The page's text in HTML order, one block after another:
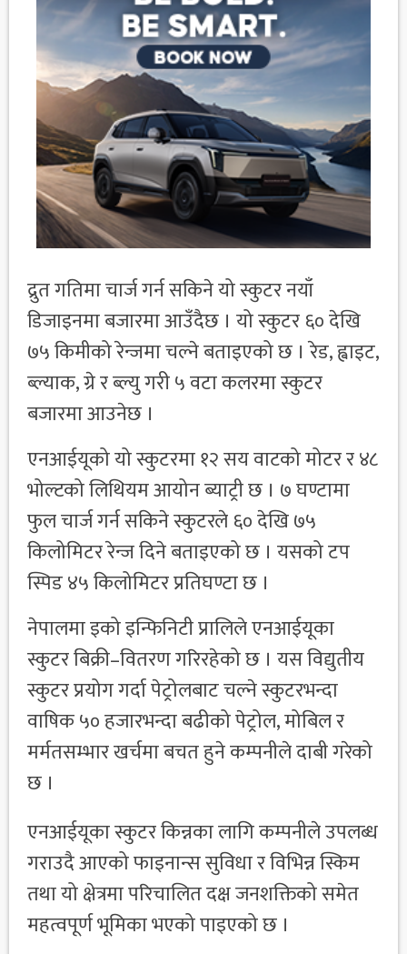
द्रुत गतिमा चार्ज गर्न सकिने यो स्कुटर नयाँ
डिजाइनमा बजारमा आउँदैछ । यो स्कुटर ६० देखि
७५ किमीको रेन्जमा चल्ने बताइएको छ । रेड, ह्वाइट,
ब्ल्याक, ग्रे र ब्ल्यु गरी ५ वटा कलरमा स्कुटर
बजारमा आउनेछ ।
एनआईयूको यो स्कुटरमा १२ सय वाटको मोटर र ४८
भोल्टको लिथियम आयोन ब्याट्री छ । ७ घण्टामा
फुल चार्ज गर्न सकिने स्कुटरले ६० देखि ७५
किलोमिटर रेन्ज दिने बताइएको छ । यसको टप
स्पिड ४५ किलोमिटर प्रतिघण्टा छ ।
नेपालमा इको इन्फिनिटी प्रालिले एनआईयूका
स्कुटर बिक्री–वितरण गरिरहेको छ । यस विद्युतीय
स्कुटर प्रयोग गर्दा पेट्रोलबाट चल्ने स्कुटरभन्दा
वाषिक ५० हजारभन्दा बढीको पेट्रोल, मोबिल र
मर्मतसम्भार खर्चमा बचत हुने कम्पनीले दाबी गरेको
छ ।
एनआईयूका स्कुटर किन्नका लागि कम्पनीले उपलब्ध
गराउदै आएको फाइनान्स सुविधा र विभिन्न स्किम
तथा यो क्षेत्रमा परिचालित दक्ष जनशक्तिको समेत
महत्वपूर्ण भूमिका भएको पाइएको छ ।